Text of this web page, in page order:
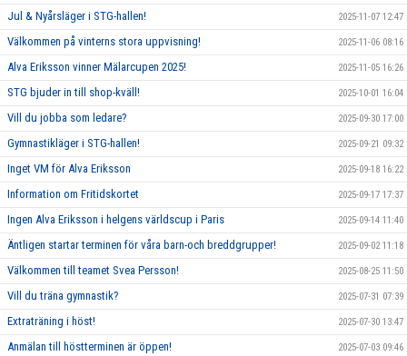
Jul & Nyårsläger i STG-hallen! 2025-11-07 12:47
Välkommen på vinterns stora uppvisning! 2025-11-06 08:16
Alva Eriksson vinner Mälarcupen 2025! 2025-11-05 16:26
STG bjuder in till shop-kväll! 2025-10-01 16:04
Vill du jobba som ledare? 2025-09-30 17:00
Gymnastikläger i STG-hallen! 2025-09-21 09:32
Inget VM för Alva Eriksson 2025-09-18 16:22
Information om Fritidskortet 2025-09-17 17:37
Ingen Alva Eriksson i helgens världscup i Paris 2025-09-14 11:40
Äntligen startar terminen för våra barn-och breddgrupper! 2025-09-02 11:18
Välkommen till teamet Svea Persson! 2025-08-25 11:50
Vill du träna gymnastik? 2025-07-31 07:39
Extraträning i höst! 2025-07-30 13:47
Anmälan till höstterminen är öppen! 2025-07-03 09:46